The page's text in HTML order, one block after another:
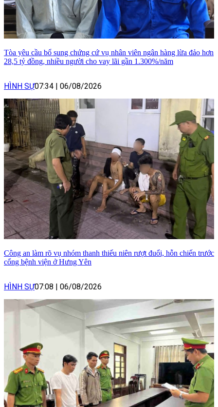
Tòa yêu cầu bổ sung chứng cứ vụ nhân viên ngân hàng lừa đảo hơn
28,5 tỷ đồng, nhiều người cho vay lãi gần 1.300%/năm
HÌNH SỰ07:34 | 06/08/2026
Công an làm rõ vụ nhóm thanh thiếu niên rượt đuổi, hỗn chiến trước
cổng bệnh viện ở Hưng Yên
HÌNH SỰ07:08 | 06/08/2026